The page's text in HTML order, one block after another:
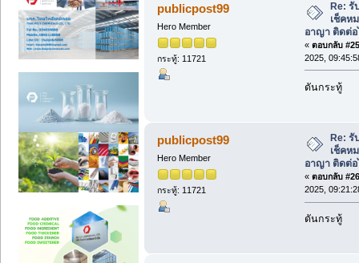
publicpost99
Hero Member
กระทู้: 11721
Re: รั
เช็คห
อาญา ติดต่อ
« ตอบกลับ
2025,
ดันกระทู้
publicpost99
Hero Member
กระทู้: 11721
Re: รั
เช็คห
อาญา ติดต่อ
« ตอบกลับ
2025,
ดันกระทู้